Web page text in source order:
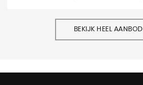
BEKIJK HEEL AANBOD